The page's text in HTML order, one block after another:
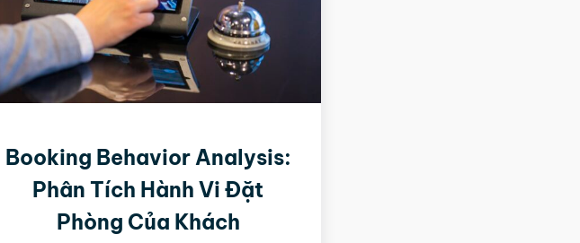
Booking Behavior Analysis:
Phân Tích Hành Vi Đặt
Phòng Của Khách